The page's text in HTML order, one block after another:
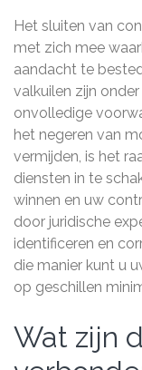
Het sluiten van
met zich mee
aandacht te
valkuilen zijn
onvolledige
het negeren van
vermijden, is het
diensten in te
winnen en uw
door juridische
identificeren en
die manier kunt u
op geschillen
Wat zijn